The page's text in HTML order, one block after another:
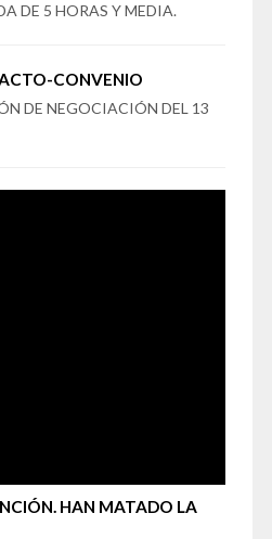
DE 5 HORAS Y MEDIA.
CONVENIO
DE NEGOCIACIÓN DEL 13
HAN MATADO LA